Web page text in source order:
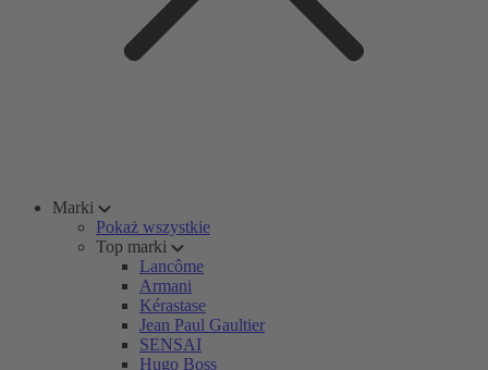
Marki
Pokaż wszystkie
Top marki
Lancôme
Armani
Kérastase
Jean Paul Gaultier
SENSAI
Hugo Boss